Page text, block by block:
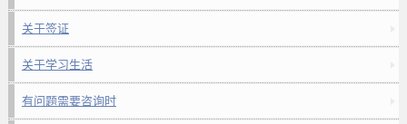
关于签证
关于学习生活
有问题需要咨询时